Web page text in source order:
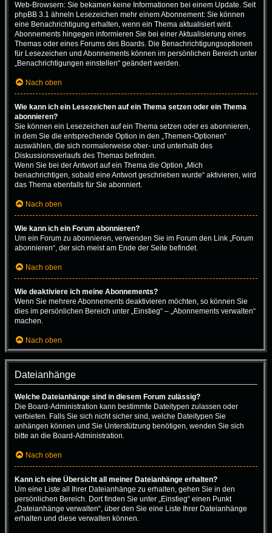
Web-Browsern: Sie bekamen keine Informationen bei einem Update. Seit
phpBB 3.1 ähneln Lesezeichen mehr einem Abonnement: Sie können
eine Benachrichtigung erhalten, wenn ein Thema aktualisiert wird.
Abonnements hingegen informieren Sie bei einer Aktualisierung eines
Themas oder eines Forums des Boards. Die Benachrichtigungsoptionen
für Lesezeichen und Abonnements können im persönlichen Bereich unter
„Benachrichtigungen einstellen“ geändert werden.
Nach oben
Wie kann ich ein Lesezeichen auf ein Thema setzen oder ein Thema
abonnieren?
Sie können ein Lesezeichen auf ein Thema setzen oder es abonnieren,
in dem Sie die entsprechende Option in den „Themen-Optionen“
auswählen, die sich normalerweise ober- und unterhalb des
Diskussionsverlaufs des Themas befinden.
Wenn Sie bei der Antwort auf ein Thema die Option „Mich
benachrichtigen, sobald eine Antwort geschrieben wurde“ aktivieren, wird
das Thema ebenfalls für Sie abonniert.
Nach oben
Wie kann ich ein Forum abonnieren?
Um ein Forum zu abonnieren, verwenden Sie im Forum den Link „Forum
abonnieren“, der sich meist am Ende der Seite befindet.
Nach oben
Wie deaktiviere ich meine Abonnements?
Wenn Sie mehrere Abonnements deaktivieren möchten, so können Sie
dies im persönlichen Bereich unter „Einstieg“ – „Abonnements verwalten“
machen.
Nach oben
Dateianhänge
Welche Dateianhänge sind in diesem Forum zulässig?
Die Board-Administration kann bestimmte Dateitypen zulassen oder
verbieten. Falls Sie sich nicht sicher sind, welche Dateitypen Sie
anhängen können und Sie Unterstützung benötigen, wenden Sie sich
bitte an die Board-Administration.
Nach oben
Kann ich eine Übersicht all meiner Dateianhänge erhalten?
Um eine Liste all Ihrer Dateianhänge zu erhalten, gehen Sie in den
persönlichen Bereich. Dort finden Sie unter „Einstieg“ einen Punkt
„Dateianhänge verwalten“, über den Sie eine Liste Ihrer Dateianhänge
erhalten und diese verwalten können.